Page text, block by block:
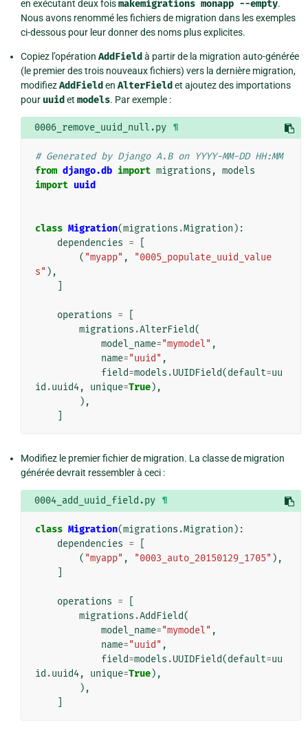
en exécutant deux foismakemigrations monapp --empty.
Nous avons renommé les fichiers de migration dans les exemples
ci-dessous pour leur donner des noms plus explicites.
Copiez l’opération AddField à partir de la migration auto-générée
(le premier des trois nouveaux fichiers) vers la dernière migration,
modifiezAddField en AlterField et ajoutez des importations
pour uuid et models. Par exemple :
0006_remove_uuid_null.py ¶
# Generated by Django A.B on YYYY-MM-DD HH:MM
from django.db import migrations , models
import uuid
class Migration(migrations .Migration ):
dependencies =
( "myapp" ,
"0005_populate_uuid_value
s" ),
operations =
migrations .AlterField(
model_name="mymodel" ,
name="uuid" ,
field=models .UUIDField(default=uu
id .uuid4, unique=True),
),
Modifiez le premier fichier de migration. La classe de migration
générée devrait ressembler à ceci :
0004_add_uuid_field.py ¶
class Migration(migrations .Migration ):
dependencies =
( "myapp" , "0003_auto_20150129_1705" ),
operations =
migrations .AddField(
model_name="mymodel" ,
name="uuid" ,
field=models .UUIDField(default=uu
id .uuid4, unique=True),
),